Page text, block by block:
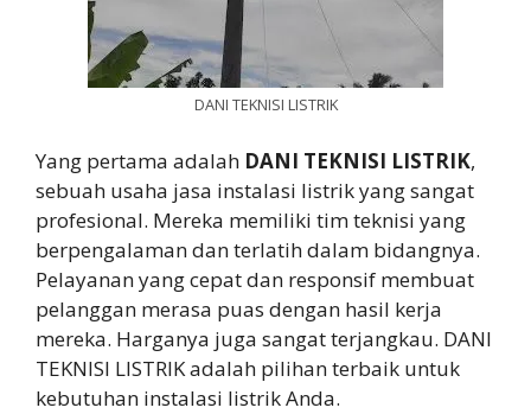
DANI TEKNISI LISTRIK
Yang pertama adalah DANI TEKNISI LISTRIK,
sebuah usaha jasa instalasi listrik yang sangat
profesional. Mereka memiliki tim teknisi yang
berpengalaman dan terlatih dalam bidangnya.
Pelayanan yang cepat dan responsif membuat
pelanggan merasa puas dengan hasil kerja
mereka. Harganya juga sangat terjangkau. DANI
TEKNISI LISTRIK adalah pilihan terbaik untuk
kebutuhan instalasi listrik Anda.